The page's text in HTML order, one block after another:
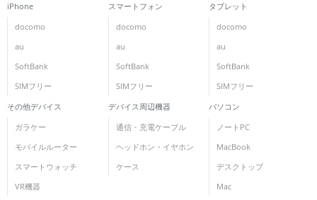
iPhone
docomo
au
SoftBank
SIMフリー
スマートフォン
docomo
au
SoftBank
SIMフリー
タブレット
docomo
au
SoftBank
SIMフリー
その他デバイス
ガラケー
モバイルルーター
スマートウォッチ
VR機器
デバイス周辺機器
通信・充電ケーブル
ヘッドホン・イヤホン
ケース
パソコン
ノートPC
MacBook
デスクトップ
Mac